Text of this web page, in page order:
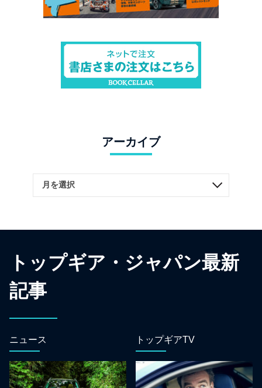
アーカイブ
トップギア・ジャパン最新
記事
ニュース トップギアTV